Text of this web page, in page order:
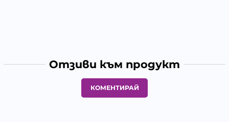
Отзиви към продукт
КОМЕНТИРАЙ